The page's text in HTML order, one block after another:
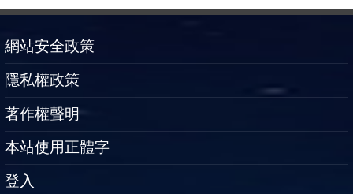
網站安全政策
隱私權政策
著作權聲明
本站使用正體字
登入